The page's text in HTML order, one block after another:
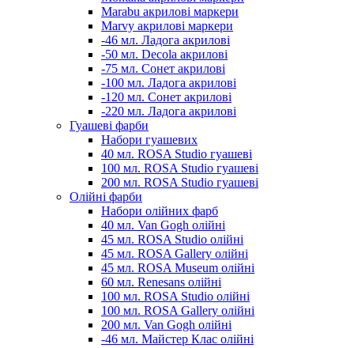
Marabu акрилові маркери
Marvy акрилові маркери
-46 мл. Ладога акрилові
-50 мл. Decola акрилові
-75 мл. Сонет акрилові
-100 мл. Ладога акрилові
-120 мл. Сонет акрилові
-220 мл. Ладога акрилові
Гуашеві фарби
Набори гуашевих
40 мл. ROSA Studio гуашеві
100 мл. ROSA Studio гуашеві
200 мл. ROSA Studio гуашеві
Олійні фарби
Набори олійних фарб
40 мл. Van Gogh олійні
45 мл. ROSA Studio олійні
45 мл. ROSA Gallery олійні
45 мл. ROSA Museum олійні
60 мл. Renesans олійні
100 мл. ROSA Studio олійні
100 мл. ROSA Gallery олійні
200 мл. Van Gogh олійні
-46 мл. Майстер Клас олійні